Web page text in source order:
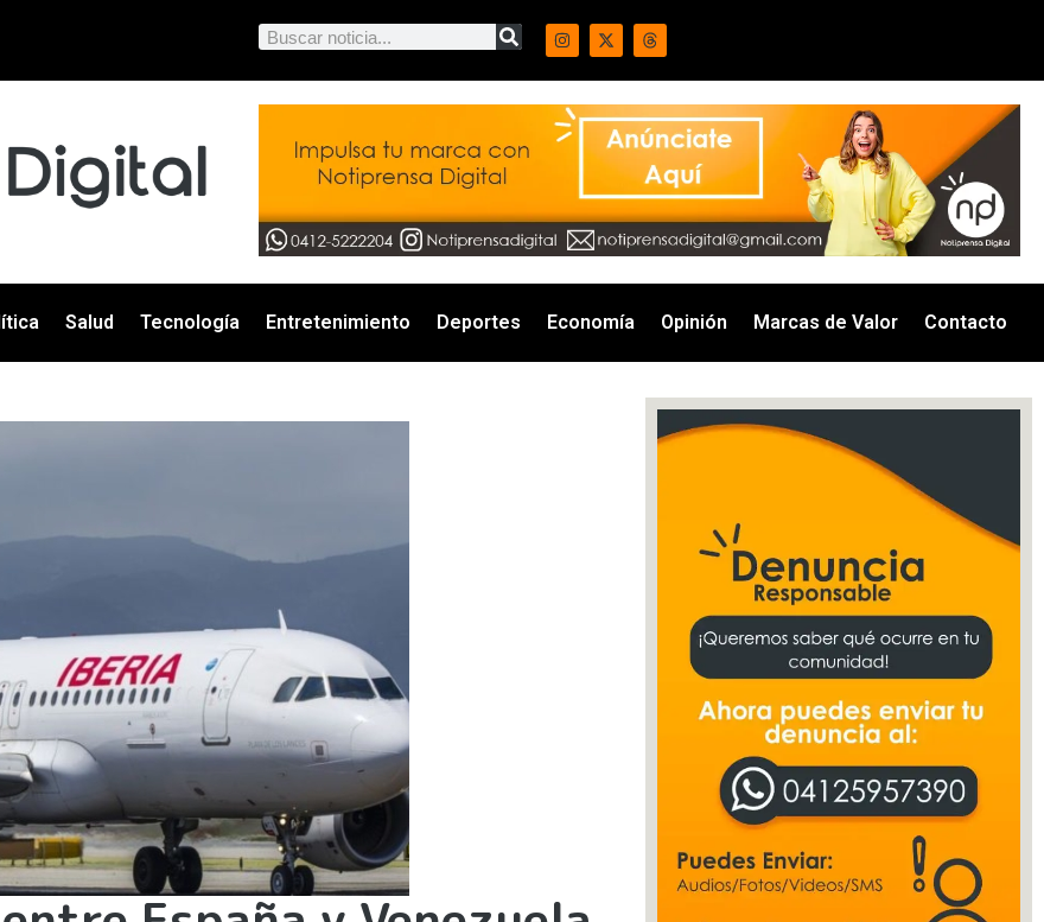
Salud Tecnología Entretenimiento Deportes Economía Opinión Marcas de Valor Contacto